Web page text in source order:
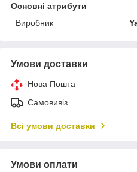
Основні атрибути
Виробник
Умови доставки
Нова Пошта
Самовивіз
Всі умови доставки
Умови оплати